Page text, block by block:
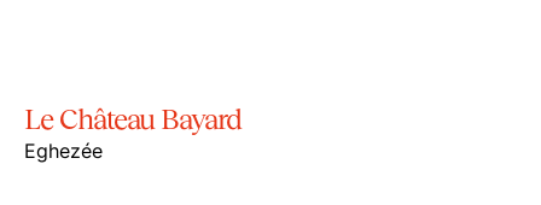
Le Château Bayard
Eghezée